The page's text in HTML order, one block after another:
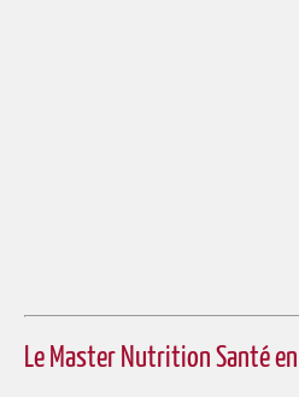
Le Master Nutrition Santé